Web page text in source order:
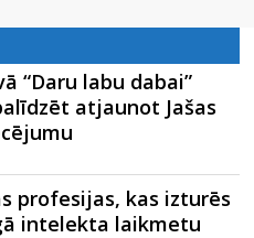
“Daru labu dabai”
atjaunot Jašas
profesijas, kas izturēs
intelekta laikmetu